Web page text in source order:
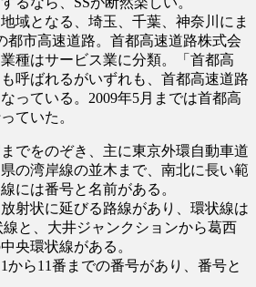
域となる、埼玉、千葉、神奈川にま
都市高速道路。首都高速道路株式会
種はサービス業に分類。「首都高
呼ばれるがいずれも、首都高速道路
っている。2009年5月までは首都高
ていた。
でをのぞき、主に東京外環自動車道
の湾岸線の並木まで、南北に長い範
には番号と名前がある。
射状に延びる路線があり、環状線は
と、大井ジャンクションから葛西
央環状線がある。
から11番までの番号があり、番号と